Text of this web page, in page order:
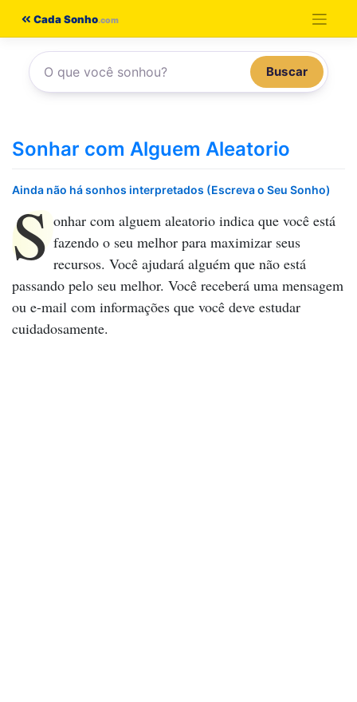
conteúdo
Cada Sonho
Buscar
Sonhar com Alguem Aleatorio
Ainda não há sonhos interpretados (Escreva o Seu Sonho)
S onhar com alguem aleatorio indica que você está
fazendo o seu melhor para maximizar seus
recursos. Você ajudará alguém que não está
passando pelo seu melhor. Você receberá uma mensagem
ou e-mail com informações que você deve estudar
cuidadosamente.